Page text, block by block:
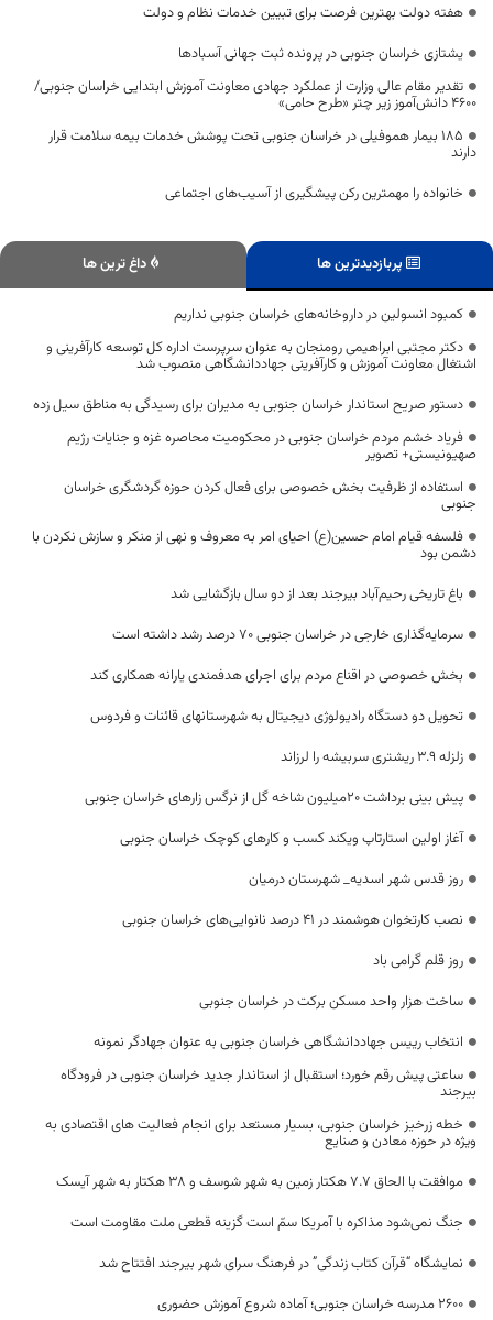
هفته دولت بهترین فرصت برای تبیین خدمات نظام و دولت
یشتازی خراسان جنوبی در پرونده ثبت جهانی آسبادها
تقدیر مقام عالی وزارت از عملکرد جهادی معاونت آموزش ابتدایی خراسان جنوبی/
۴۶۰۰ دانش‌آموز زیر چتر «طرح حامی»
۱۸۵ بیمار هموفیلی در خراسان جنوبی تحت پوشش خدمات بیمه سلامت قرار
دارند
خانواده را مهمترین رکن پیشگیری از آسیب‌های اجتماعی
پربازدیدترین ها داغ ترین ها
کمبود انسولین در داروخانه‌های خراسان جنوبی نداریم
دکتر مجتبی ابراهیمی رومنجان به عنوان سرپرست اداره کل توسعه کارآفرینی و
اشتغال معاونت آموزش و کارآفرینی جهاددانشگاهی منصوب شد
دستور صریح استاندار خراسان جنوبی به مدیران برای رسیدگی به مناطق سیل زده
فریاد خشم مردم خراسان جنوبی در محکومیت محاصره غزه و جنایات رژیم
صهیونیستی+ تصویر
استفاده از ظرفیت بخش خصوصی برای فعال کردن حوزه گردشگری خراسان
جنوبی
فلسفه قیام امام حسین(ع) احیای امر به معروف و نهی از منکر و سازش نکردن با
دشمن بود
باغ تاریخی رحیم‌آباد بیرجند بعد از دو سال بازگشایی شد
سرمایه‌گذاری خارجی در خراسان جنوبی ۷۰ درصد رشد داشته است
بخش خصوصی در اقناع مردم برای اجرای هدفمندی یارانه همکاری کند
تحویل دو دستگاه رادیولوژی دیجیتال به شهرستانهای قائنات و فردوس
زلزله 3.9 ریشتری سربیشه را لرزاند
پیش بینی برداشت ۲۰میلیون شاخه گل از نرگس زار‌های خراسان جنوبی
آغاز اولین استارتاپ ویکند کسب و کار‌های کوچک خراسان جنوبی
روز قدس شهر اسدیه_ شهرستان درمیان
نصب کارتخوان هوشمند در ۴۱ درصد نانوایی‌های خراسان جنوبی
روز قلم گرامی باد
ساخت هزار واحد مسکن برکت در خراسان جنوبی
انتخاب رییس جهاددانشگاهی خراسان جنوبی به عنوان جهادگر نمونه
ساعتی پیش رقم خورد؛ استقبال از استاندار جدید خراسان جنوبی در فرودگاه
بیرجند
خطه زرخیز خراسان جنوبی، بسیار مستعد برای انجام فعالیت های اقتصادی به
ویژه در حوزه معادن و صنایع
موافقت با الحاق ۷.۷ هکتار زمین به شهر شوسف و ۳۸ هکتار به شهر آیسک
جنگ نمی‌شود مذاکره با آمریکا سمّ است گزینه قطعی ملت مقاومت است
نمایشگاه “قرآن کتاب زندگی” در فرهنگ سرای شهر بیرجند افتتاح شد
۲۶۰۰ مدرسه خراسان جنوبی؛ آماده شروع آموزش حضوری